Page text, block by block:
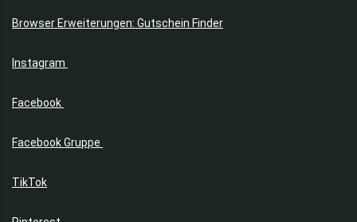
Riegel
Schuhe & Sneaker
Shampoo
Smartphones
Browser Erweiterungen: Gutschein Finder
Instagram
Facebook
Facebook Gruppe
TikTok